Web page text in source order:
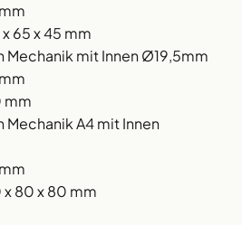
65 x 45 mm
Mechanik mit Innen Ø19,5mm
mm
A4 mit Innen
80 x 80 mm